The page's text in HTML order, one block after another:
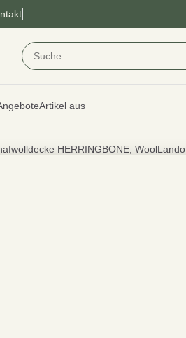
Artikel aus
HERRINGBONE, WoolLando